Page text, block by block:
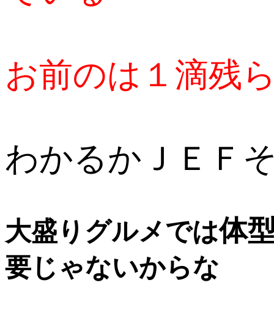
お前のは１滴残
わかるかＪＥＦ
大盛りグルメでは体
要じゃないからな